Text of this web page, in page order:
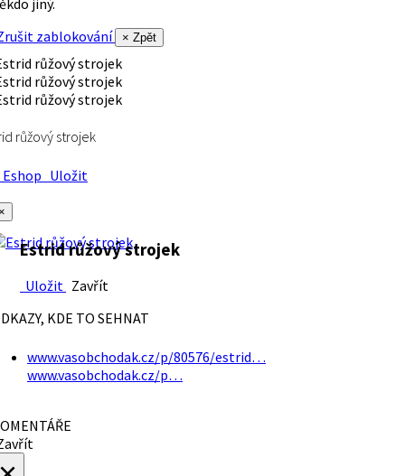
zablokování
× Zpět
růžový strojek
Uložit
Estrid růžový strojek
Uložit Zavřít
KDE TO SEHNAT
www.vasobchodak.cz/p/80576/estrid…
www.vasobchodak.cz/p…